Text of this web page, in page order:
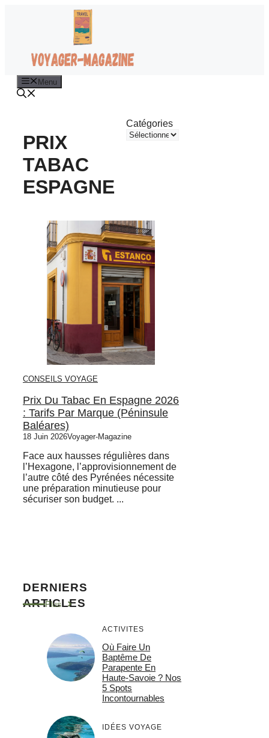
Menu
PRIX
TABAC
ESPAGNE
Catégories
CONSEILS VOYAGE
Prix Du Tabac En Espagne 2026
: Tarifs Par Marque (Péninsule
Baléares)
18 Juin 2026Voyager-Magazine
Face aux hausses régulières dans
l’Hexagone, l’approvisionnement de
l’autre côté des Pyrénées nécessite
une préparation minutieuse pour
sécuriser son budget. ...
DERNIERS
ARTICLES
Plus
ACTIVITES
Où Faire Un
Baptême De
Parapente En
Haute-Savoie ? Nos
5 Spots
Incontournables
IDÉES VOYAGE